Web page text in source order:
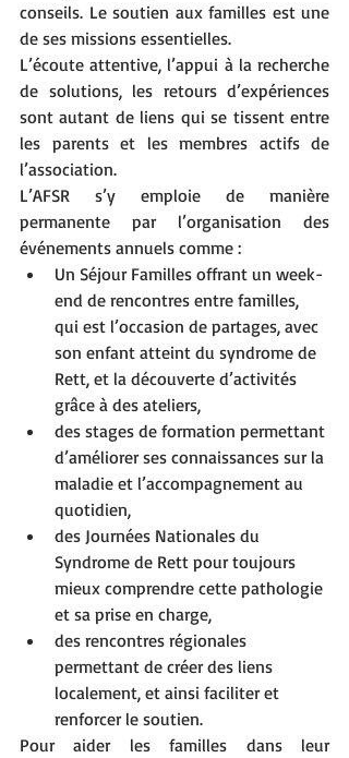
conseils. Le soutien aux familles est une
de ses missions essentielles.
L’écoute attentive, l’appui à la recherche
de solutions, les retours d’expériences
sont autant de liens qui se tissent entre
les parents et les membres actifs de
l’association.
L’AFSR s’y emploie de manière
permanente par l’organisation des
événements annuels comme :
Un Séjour Familles offrant un week-
end de rencontres entre familles,
qui est l’occasion de partages, avec
son enfant atteint du syndrome de
Rett, et la découverte d’activités
grâce à des ateliers,
des stages de formation permettant
d’améliorer ses connaissances sur la
maladie et l’accompagnement au
quotidien,
des Journées Nationales du
Syndrome de Rett pour toujours
mieux comprendre cette pathologie
et sa prise en charge,
des rencontres régionales
permettant de créer des liens
localement, et ainsi faciliter et
renforcer le soutien.
Pour aider les familles dans leur